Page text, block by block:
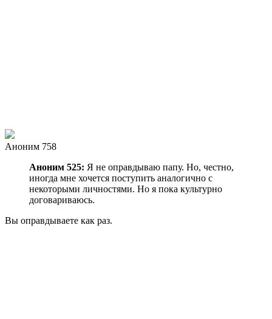
Аноним 758
Аноним 525: Я не оправдываю папу. Но, честно,
иногда мне хочется поступить аналогично с
некоторыми личностями. Но я пока культурно
договариваюсь.
Вы оправдываете как раз.